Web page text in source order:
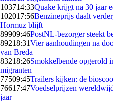
103714:33Quake krijgt na 30 jaar
102017:56Benzineprijs daalt
Hormuz blijft
89909:46PostNL-bezorger steekt
89218:31Vier aanhoudingen na
van Breda
83218:26Smokkelbende opgerold
migranten
77509:45Trailers kijken: de
76617:47Voedselprijzen
jaar